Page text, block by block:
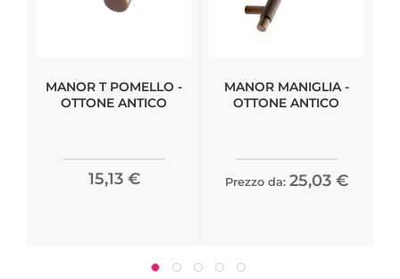
MANOR T POMELLO -
OTTONE ANTICO
15,13 €
MANOR MANIGLIA -
OTTONE ANTICO
Prezzo da: 25,03 €